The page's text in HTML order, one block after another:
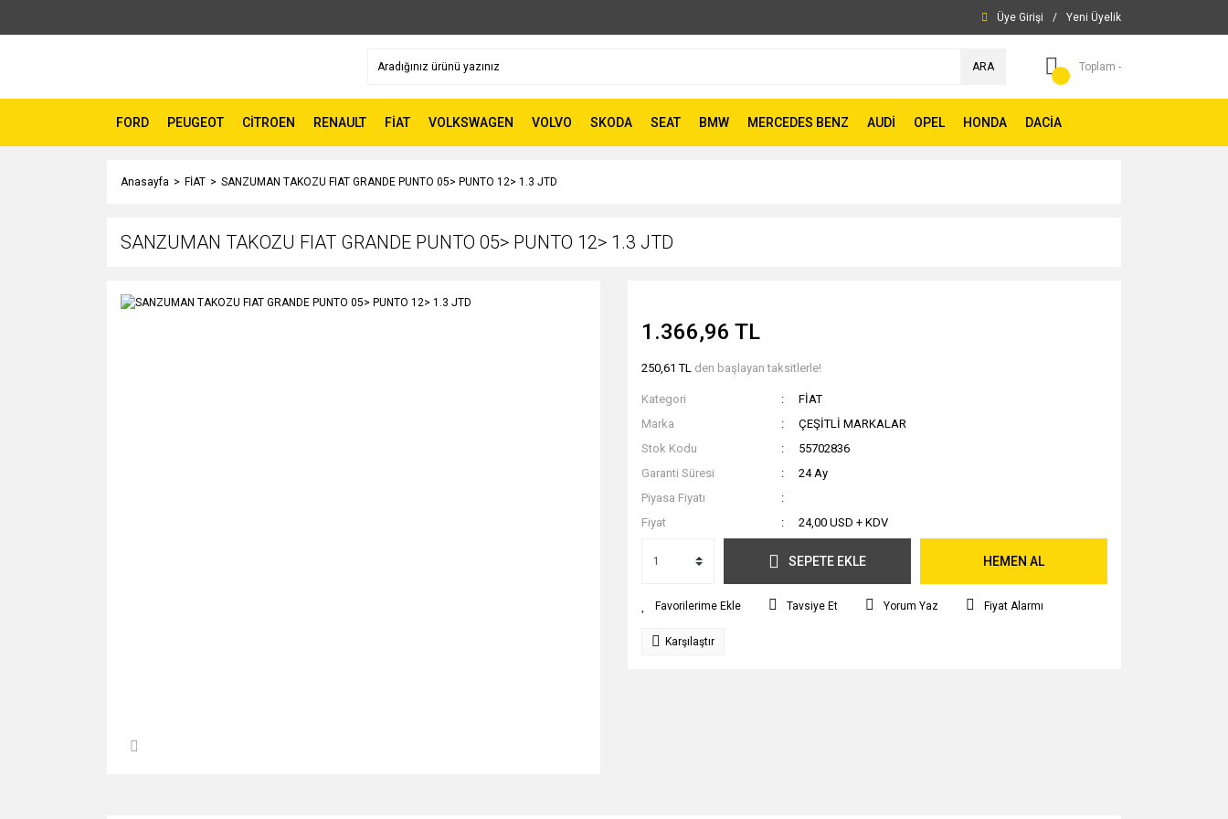
Üye Girişi / Yeni Üyelik
ARA Toplam -
FORD PEUGEOT CİTROEN RENAULT FİAT VOLKSWAGEN VOLVO SKODA SEAT BMW MERCEDES BENZ AUDİ OPEL HONDA DACİA
Anasayfa FİAT SANZUMAN TAKOZU FIAT GRANDE PUNTO 05> PUNTO 12> 1.3 JTD
SANZUMAN TAKOZU FIAT GRANDE PUNTO 05> PUNTO 12> 1.3 JTD
1.366,96 TL
250,61 TL den başlayan taksitlerle!
Kategori
FİAT
Marka
ÇEŞİTLİ MARKALAR
Stok Kodu
55702836
Garanti Süresi
24 Ay
Piyasa Fiyatı
Fiyat
24,00 USD + KDV
SEPETE EKLE HEMEN AL
Tavsiye Et Yorum Yaz Fiyat Alarmı
Karşılaştır